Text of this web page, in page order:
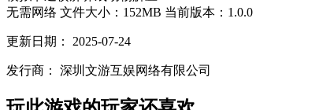
无需网络 文件大小：152MB 当前版本：1.0.0
更新日期： 2025-07-24
发行商： 深圳文游互娱网络有限公司